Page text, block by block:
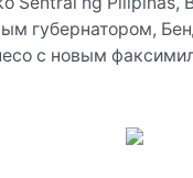
губернатором,
с новым